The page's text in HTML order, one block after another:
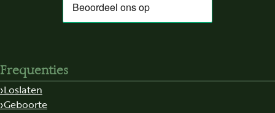
Frequenties
Loslaten
Geboorte